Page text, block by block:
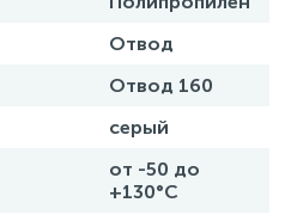
Отвод
Отвод 160
серый
от -50 до
+130°С